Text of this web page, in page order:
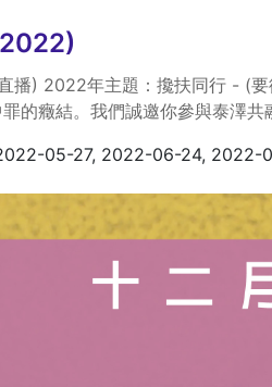
) 2022年主題：攙扶同行 - (
的癥結。我們誠邀你參與泰澤
05-27, 2022-06-24,